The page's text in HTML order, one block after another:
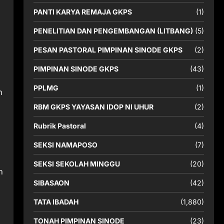
PANTI KARYA REMAJA GKPS (1)
PENELITIAN DAN PENGEMBANGAN (LITBANG) (5)
PESAN PASTORAL PIMPINAN SINODE GKPS (2)
PIMPINAN SINODE GKPS (43)
PPLMG (1)
RBM GKPS YAYASAN IDOP NI UHUR (2)
Rubrik Pastoral (4)
SEKSI NAMAPOSO (7)
SEKSI SEKOLAH MINGGU (20)
SIBASAON (42)
TATA IBADAH (1,880)
TONAH PIMPINAN SINODE (23)